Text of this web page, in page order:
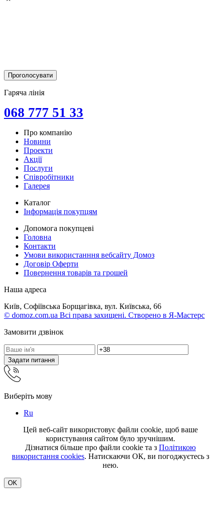
Гаряча лінія
068 777 51 33
Про компанію
Новини
Проекти
Акції
Послуги
Співробітники
Галерея
Каталог
Інформація покупцям
Допомога покупцеві
Головна
Контакти
Умови використанння вебсайту Домоз
Договір Оферти
Повернення товарів та грошей
Наша адреса
Київ, Софіївська Борщагівка, вул. Київська, 66
© domoz.com.ua Всі права захищені. Створено в Я-Мастерс
Замовити дзвінок
Задати питання
Виберіть мову
Ru
Цей веб-сайт використовує файли cookie, щоб ваше
користування сайтом було зручнішим.
Дізнатися більше про файли cookie та з Політикою
використання cookies. Натискаючи ОК, ви погоджуєтесь з
нею.
OK